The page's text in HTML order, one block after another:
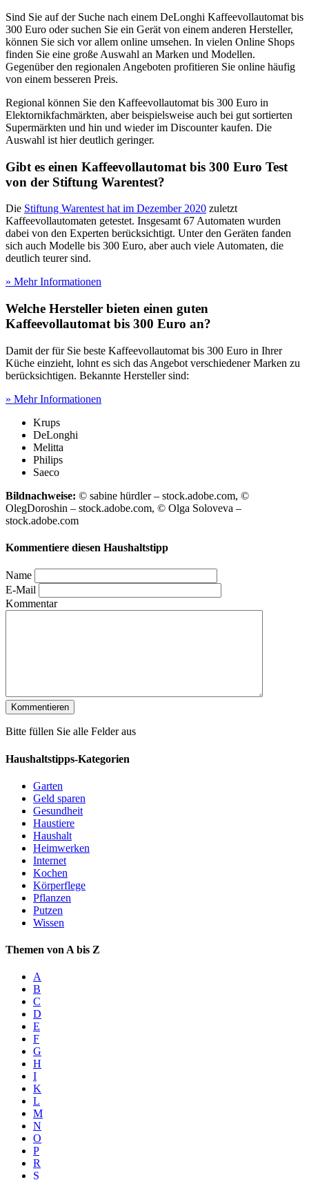
Sind Sie auf der Suche nach einem DeLonghi Kaffeevollautomat bis
300 Euro oder suchen Sie ein Gerät von einem anderen Hersteller,
können Sie sich vor allem online umsehen. In vielen Online Shops
finden Sie eine große Auswahl an Marken und Modellen.
Gegenüber den regionalen Angeboten profitieren Sie online häufig
von einem besseren Preis.
Regional können Sie den Kaffeevollautomat bis 300 Euro in
Elektornikfachmärkten, aber beispielsweise auch bei gut sortierten
Supermärkten und hin und wieder im Discounter kaufen. Die
Auswahl ist hier deutlich geringer.
Gibt es einen Kaffeevollautomat bis 300 Euro Test
von der Stiftung Warentest?
Die Stiftung Warentest hat im Dezember 2020 zuletzt
Kaffeevollautomaten getestet. Insgesamt 67 Automaten wurden
dabei von den Experten berücksichtigt. Unter den Geräten fanden
sich auch Modelle bis 300 Euro, aber auch viele Automaten, die
deutlich teurer sind.
» Mehr Informationen
Welche Hersteller bieten einen guten
Kaffeevollautomat bis 300 Euro an?
Damit der für Sie beste Kaffeevollautomat bis 300 Euro in Ihrer
Küche einzieht, lohnt es sich das Angebot verschiedener Marken zu
berücksichtigen. Bekannte Hersteller sind:
» Mehr Informationen
Krups
DeLonghi
Melitta
Philips
Saeco
Bildnachweise: © sabine hürdler – stock.adobe.com, ©
OlegDoroshin – stock.adobe.com, © Olga Soloveva –
stock.adobe.com
Kommentiere diesen Haushaltstipp
Name
E-Mail
Kommentar
Bitte füllen Sie alle Felder aus
Haushaltstipps-Kategorien
Garten
Geld sparen
Gesundheit
Haustiere
Haushalt
Heimwerken
Internet
Kochen
Körperflege
Pflanzen
Putzen
Wissen
Themen von A bis Z
A
B
C
D
E
F
G
H
I
K
L
M
N
O
P
R
S